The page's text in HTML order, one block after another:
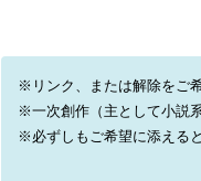
※リンク、または解除をご
※一次創作（主として小説
※必ずしもご希望に添える